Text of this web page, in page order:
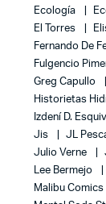
Ecología
El Torres
Fernando De
Fulgencio
Greg Capullo
Historietas
Izdení D.
Jis
JL
Julio Verne
Lee Bermejo
Malibu Comics